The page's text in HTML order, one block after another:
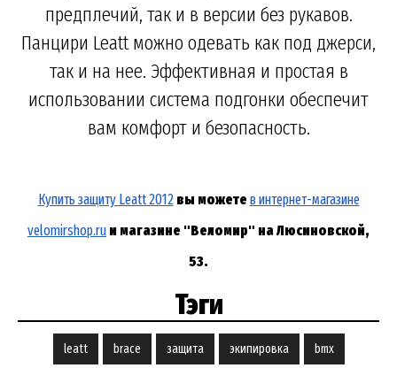
предплечий, так и в версии без рукавов.
Панцири Leatt можно одевать как под джерси,
так и на нее. Эффективная и простая в
использовании система подгонки обеспечит
вам комфорт и безопасность.
Купить защиту Leatt 2012вы можете в интернет-магазине
velomirshop.ru и магазине "Веломир" на Люсиновской,
53.
Тэги
leatt brace защита экипировка bmx